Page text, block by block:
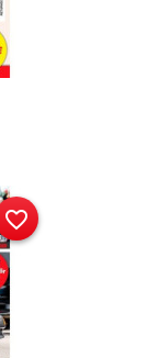
favorite_border